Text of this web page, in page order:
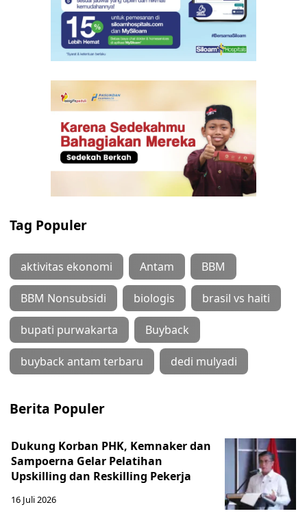
Tag Populer
aktivitas ekonomi Antam BBM
BBM Nonsubsidi biologis brasil vs haiti
bupati purwakarta Buyback
buyback antam terbaru dedi mulyadi
Berita Populer
Dukung Korban PHK, Kemnaker dan
Sampoerna Gelar Pelatihan
Upskilling dan Reskilling Pekerja
16 Juli 2026